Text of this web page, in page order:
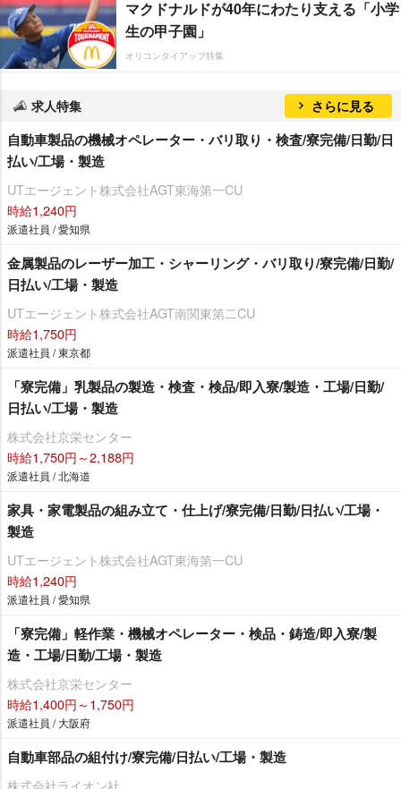
マクドナルドが40年にわたり支える「小学
生の甲子園」
オリコンタイアップ特集
求人特集 さらに見る
自動車製品の機械オペレーター・バリ取り・検査/寮完備/日勤/日
払い/工場・製造
UTエージェント株式会社AGT東海第一CU
時給1,240円
派遣社員 / 愛知県
金属製品のレーザー加工・シャーリング・バリ取り/寮完備/日勤/
日払い/工場・製造
UTエージェント株式会社AGT南関東第二CU
時給1,750円
派遣社員 / 東京都
「寮完備」乳製品の製造・検査・検品/即入寮/製造・工場/日勤/
日払い/工場・製造
株式会社京栄センター
時給1,750円～2,188円
派遣社員 / 北海道
家具・家電製品の組み立て・仕上げ/寮完備/日勤/日払い/工場・
製造
UTエージェント株式会社AGT東海第一CU
時給1,240円
派遣社員 / 愛知県
「寮完備」軽作業・機械オペレーター・検品・鋳造/即入寮/製
造・工場/日勤/工場・製造
株式会社京栄センター
時給1,400円～1,750円
派遣社員 / 大阪府
自動車部品の組付け/寮完備/日払い/工場・製造
株式会社ライオン社